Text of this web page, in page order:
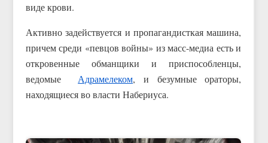
виде крови.
Активно задействуется и пропагандисткая машина,
причем среди «певцов войны» из масс-медиа есть и
откровенные обманщики и приспособленцы,
ведомые Адрамелеком, и безумные ораторы,
находящиеся во власти Набериуса.